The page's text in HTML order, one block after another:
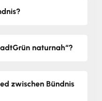
naturnah“?
zwischen Bündnis